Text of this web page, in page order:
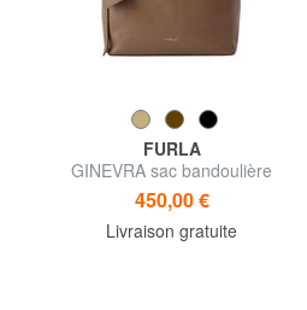
FURLA
GINEVRA sac bandoulière
450,00 €
Livraison gratuite